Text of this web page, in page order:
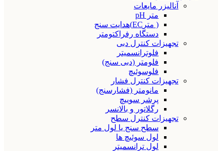
آنالیزر مایعات
متر pH
( مترEC)هدایت سنج
دستگاه رفراکتومتر
تجهیزات کنترل دبی
فلوترانسمیتر
فلومتر (دبی سنج)
فلوسوئیچ
تجهیزات کنترل فشار
مانومتر (فشارسنج)
پرشر سوییچ
رگلاتور و بالانسر
تجهیزات کنترل سطح
سطح سنج یا لول متر
لول سوئیچ ها
لول ترانسمیتر